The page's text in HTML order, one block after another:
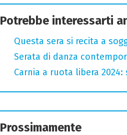
Potrebbe interessarti
Questa sera si recita a
Serata di danza
Carnia a ruota libera
Prossimamente